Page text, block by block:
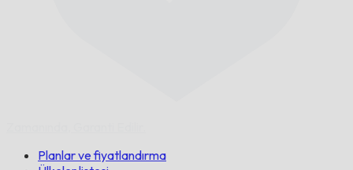
Planlar ve fiyatlandırma